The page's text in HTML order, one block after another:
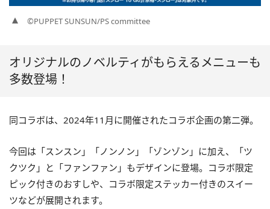
©PUPPET SUNSUN/PS committee
オリジナルのノベルティがもらえるメニューも
多数登場！
同コラボは、2024年11月に開催されたコラボ企画の第二弾。
今回は「スンスン」「ノンノン」「ゾンゾン」に加え、「ツ
クツク」と「ファンファン」もデザインに登場。コラボ限定
ピック付きのおすしや、コラボ限定ステッカー付きのスイー
ツなどが展開されます。